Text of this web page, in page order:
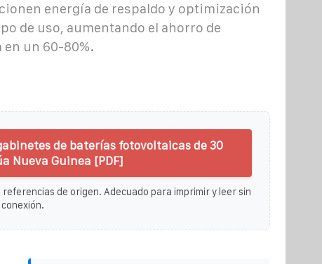
energía de respaldo y optimización
de uso, aumentando el ahorro de
en un 60-80%.
de baterías fotovoltaicas de 30
Nueva Guinea [PDF]
de origen. Adecuado para imprimir y leer sin
conexión.